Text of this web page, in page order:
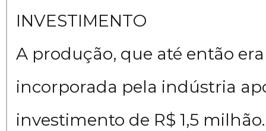
INVESTIMENTO
A produção, que até então
incorporada pela indústria
investimento de R$ 1,5